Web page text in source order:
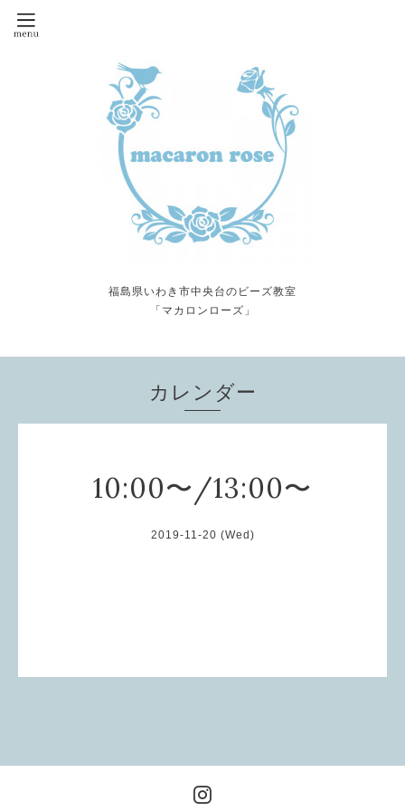
福島県いわき市中央台のビーズ教室
「マカロンローズ」
カレンダー
10:00〜/13:00〜
2019-11-20 (Wed)